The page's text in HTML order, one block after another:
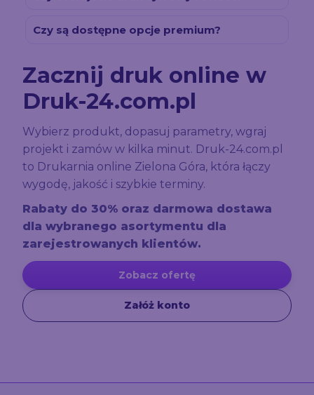
Czy są dostępne opcje premium?
Zacznij druk online w
Druk-24.com.pl
Wybierz produkt, dopasuj parametry, wgraj
projekt i zamów w kilka minut. Druk-24.com.pl
to Drukarnia online Zielona Góra, która łączy
wygodę, jakość i szybkie terminy.
Rabaty do 30% oraz darmowa dostawa
dla wybranego asortymentu dla
zarejestrowanych klientów.
Zobacz ofertę
Załóż konto